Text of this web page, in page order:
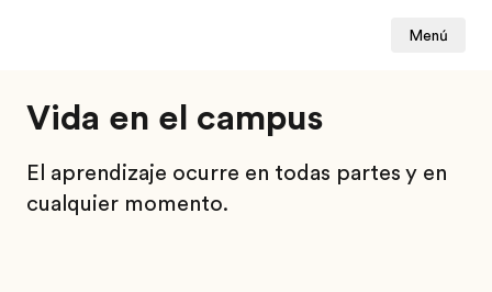
Menú
Vida en el campus
El aprendizaje ocurre en todas partes y en
cualquier momento.